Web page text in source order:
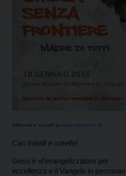
(Materiali e sussidi su www.migrantes.it)
Cari fratelli e sorelle!
Gesù è «l’evangelizzatore per
eccellenza e il Vangelo in persona»